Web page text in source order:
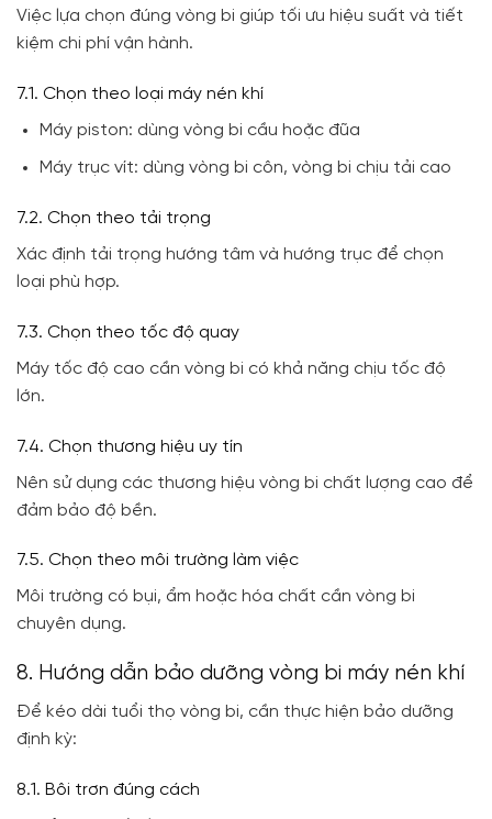
Việc lựa chọn đúng vòng bi giúp tối ưu hiệu suất và tiết
kiệm chi phí vận hành.
7.1. Chọn theo loại máy nén khí
Máy piston: dùng vòng bi cầu hoặc đũa
Máy trục vít: dùng vòng bi côn, vòng bi chịu tải cao
7.2. Chọn theo tải trọng
Xác định tải trọng hướng tâm và hướng trục để chọn
loại phù hợp.
7.3. Chọn theo tốc độ quay
Máy tốc độ cao cần vòng bi có khả năng chịu tốc độ
lớn.
7.4. Chọn thương hiệu uy tín
Nên sử dụng các thương hiệu vòng bi chất lượng cao để
đảm bảo độ bền.
7.5. Chọn theo môi trường làm việc
Môi trường có bụi, ẩm hoặc hóa chất cần vòng bi
chuyên dụng.
8. Hướng dẫn bảo dưỡng vòng bi máy nén khí
Để kéo dài tuổi thọ vòng bi, cần thực hiện bảo dưỡng
định kỳ:
8.1. Bôi trơn đúng cách